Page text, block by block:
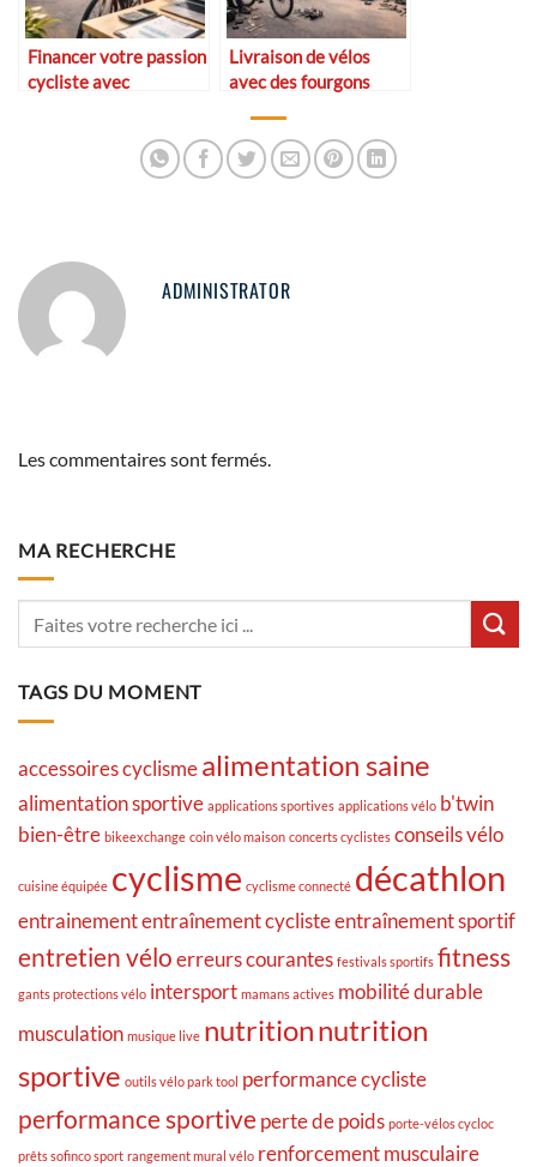
Financer votre passion
cycliste avec
prêts Sofinco Sport
Livraison de vélos
avec des fourgons
pour magasins cycles
ADMINISTRATOR
Les commentaires sont fermés.
MA RECHERCHE
TAGS DU MOMENT
accessoires cyclismealimentation saine
alimentation sportive applications sportives applications vélo b'twin
bien-être bikeexchange coin vélo maison concerts cyclistes conseils vélo
cuisine équipée cyclisme cyclisme connecté décathlon
entrainemententraînement cyclisteentraînement sportif
entretien véloerreurs courantes festivals sportifs fitness
gants protections vélo intersport mamans actives mobilité durable
musculation musique live nutritionnutrition
sportive outils vélo park tool performance cycliste
performance sportiveperte de poids porte-vélos cycloc
prêts sofinco sport rangement mural vélo renforcement musculaire